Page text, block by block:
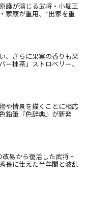
護が演じる武将・小堀正
家康が重用、“出家を重
、さらに果実の香りも楽
ー抹茶」ストロベリー、
や情景を描くことに相応
鉛筆『色辞典』が新発
改易から復活した武将・
長に仕えた半年間と波乱